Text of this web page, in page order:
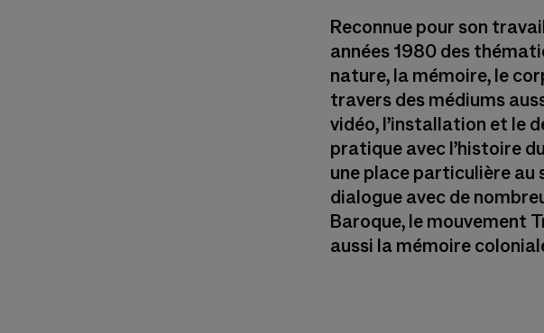
Reconnue pour son
années 1980 des
nature, la mémoire, le
travers des médiums
vidéo, l’installation et le
pratique avec l’histoire
une place particulière au
dialogue avec de
Baroque, le mouvement
aussi la mémoire